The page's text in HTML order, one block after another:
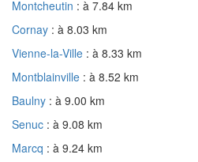
Montcheutin : à 7.84 km
Cornay : à 8.03 km
Vienne-la-Ville : à 8.33 km
Montblainville : à 8.52 km
Baulny : à 9.00 km
Senuc : à 9.08 km
Marcq : à 9.24 km